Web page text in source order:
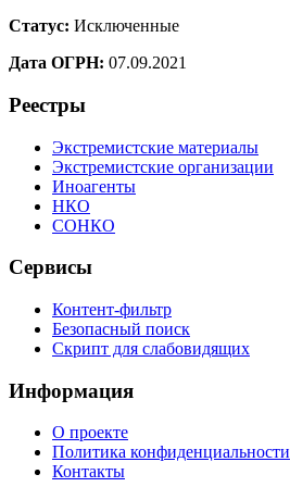
Статус: Исключенные
Дата ОГРН: 07.09.2021
Реестры
Экстремистские материалы
Экстремистские организации
Иноагенты
НКО
СОНКО
Сервисы
Контент-фильтр
Безопасный поиск
Скрипт для слабовидящих
Информация
О проекте
Политика конфиденциальности
Контакты